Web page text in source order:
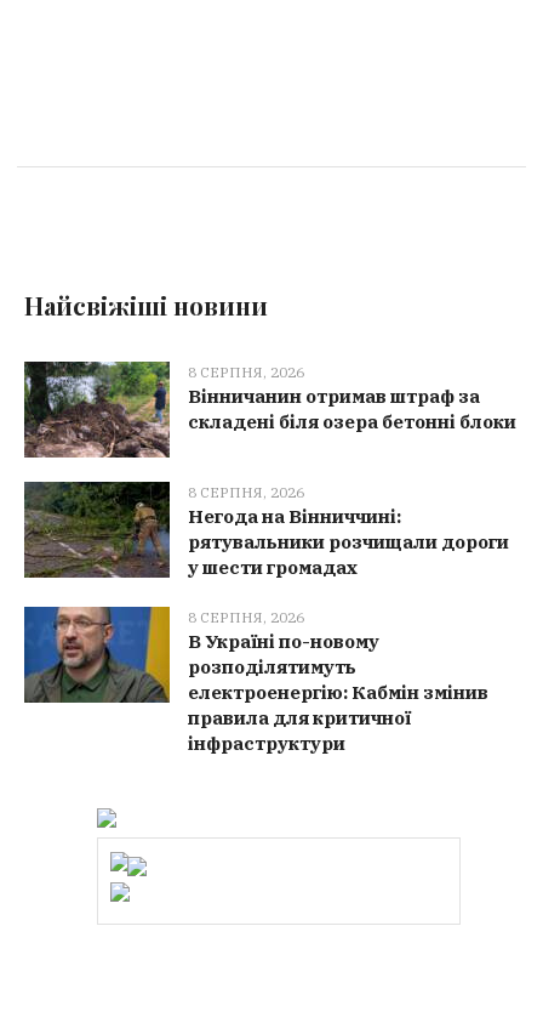
Найсвіжіші новини
8 СЕРПНЯ, 2026
Вінничанин отримав штраф за
складені біля озера бетонні блоки
8 СЕРПНЯ, 2026
Негода на Вінниччині:
рятувальники розчищали дороги
у шести громадах
8 СЕРПНЯ, 2026
В Україні по-новому
розподілятимуть
електроенергію: Кабмін змінив
правила для критичної
інфраструктури